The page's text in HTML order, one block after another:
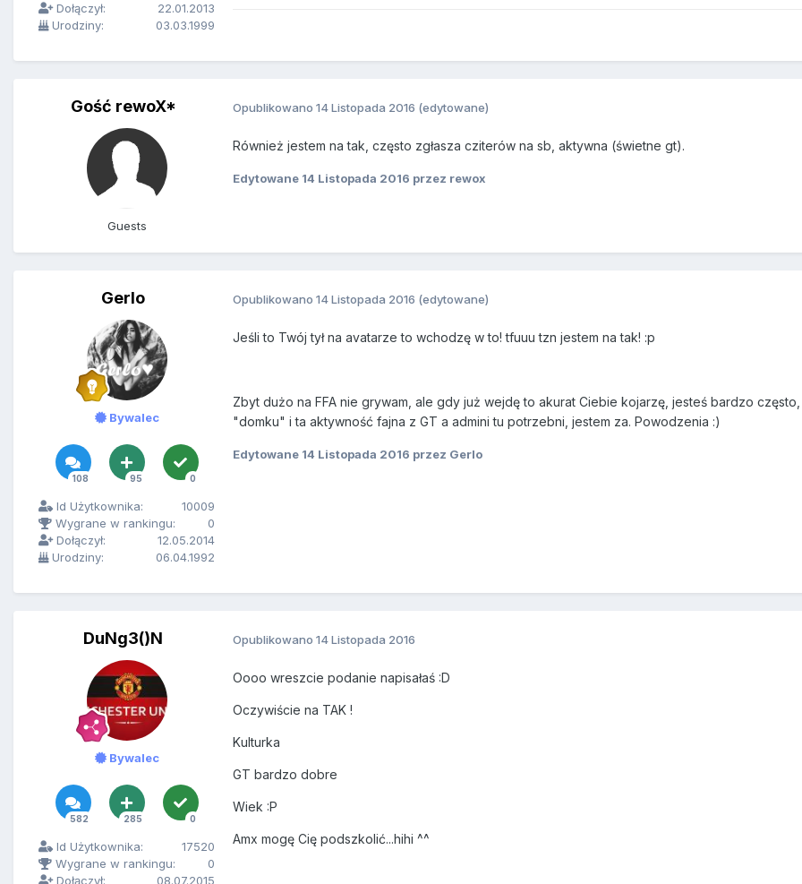
Dołączył:
22.01.2013
Urodziny:
03.03.1999
Gość rewoX*
Guests
Opublikowano 14 Listopada 2016 (edytowane)
Również jestem na tak, często zgłasza cziterów na sb, aktywna (świetne gt).
Edytowane 14 Listopada 2016 przez rewox
Gerlo
Bywalec
108 95 0
Id Użytkownika:
10009
Wygrane w rankingu:
0
Dołączył:
12.05.2014
Urodziny:
06.04.1992
Opublikowano 14 Listopada 2016 (edytowane)
Jeśli to Twój tył na avatarze to wchodzę w to! tfuuu tzn jestem na tak! :p
Zbyt dużo na FFA nie grywam, ale gdy już wejdę to akurat Ciebie kojarzę, jesteś bardzo
"domku" i ta aktywność fajna z GT a admini tu potrzebni, jestem za. Powodzenia :)
Edytowane 14 Listopada 2016 przez Gerlo
DuNg3()N
Bywalec
582 285 0
Id Użytkownika:
17520
Wygrane w rankingu:
0
Dołączył:
08.07.2015
Opublikowano 14 Listopada 2016
Oooo wreszcie podanie napisałaś :D
Oczywiście na TAK !
Kulturka
GT bardzo dobre
Wiek :P
Amx mogę Cię podszkolić...hihi ^^